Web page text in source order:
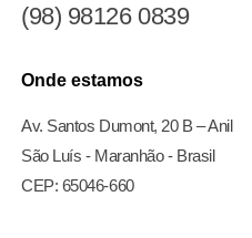
(98) 98126 0839
Onde estamos
Av. Santos Dumont, 20 B – Anil
São Luís - Maranhão - Brasil
CEP: 65046-660